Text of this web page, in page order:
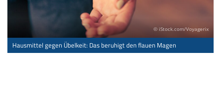
© iStock.com/Voyagerix
Hausmittel gegen Übelkeit: Das beruhigt den flauen Magen